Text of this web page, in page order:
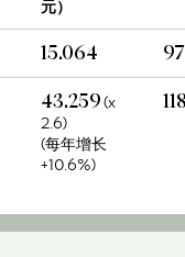
元）
15.064 97
43.259(x
2.6)
(每年增长
+10.6%)
118